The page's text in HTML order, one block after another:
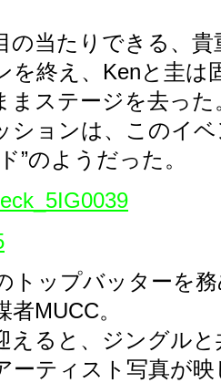
の当たりできる、
を終え、Kenと圭は
まステージを去った
ションは、このイ
”のようだった。
トップバッターを
MUCC。
えると、ジングル
ーティスト写真が